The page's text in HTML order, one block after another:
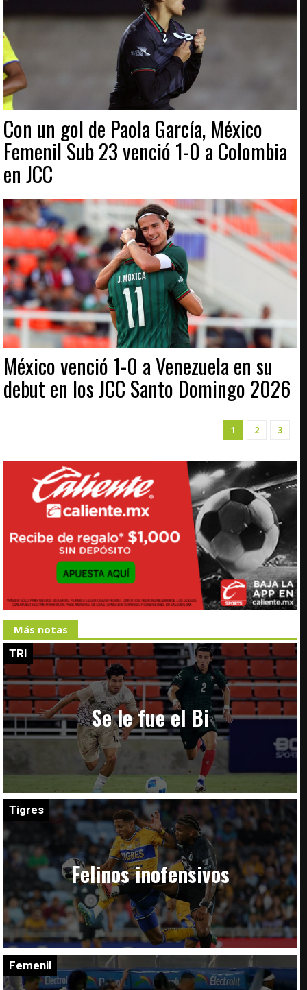
Con un gol de Paola García, México
Femenil Sub 23 venció 1-0 a Colombia
en JCC
México venció 1-0 a Venezuela en su
debut en los JCC Santo Domingo 2026
1 2 3
Más notas
TRI
Se le fue el Bi
Tigres
Felinos inofensivos
Femenil